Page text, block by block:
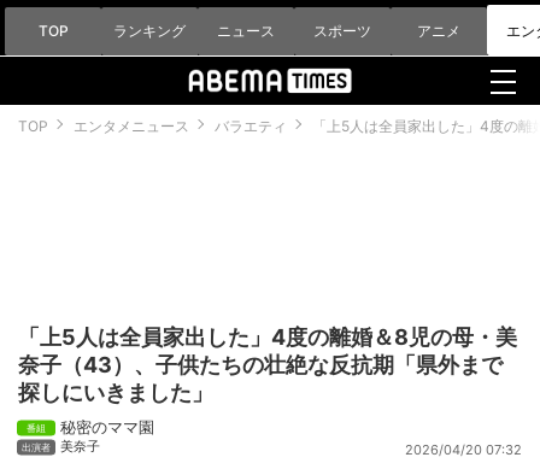
TOP ランキング ニュース スポーツ アニメ エン
TOP エンタメニュース バラエティ 「上5人は全員家出した」4度の
「上5人は全員家出した」4度の離婚＆8児の母・美
奈子（43）、子供たちの壮絶な反抗期「県外まで
探しにいきました」
秘密のママ園
美奈子 2026/04/20 07:32